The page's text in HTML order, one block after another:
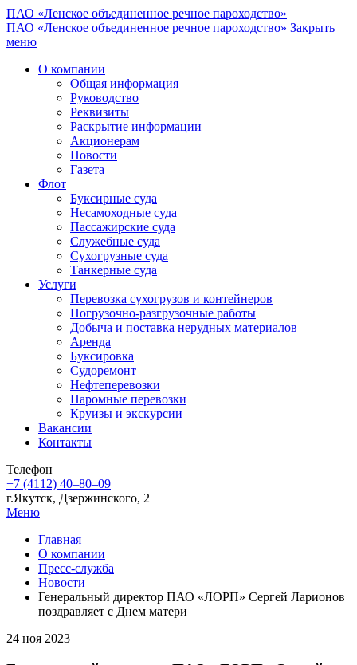
ПАО «Ленское объединенное речное пароходство»
ПАО «Ленское объединенное речное пароходство» Закрыть
меню
О компании
Общая информация
Руководство
Реквизиты
Раскрытие информации
Акционерам
Новости
Газета
Флот
Буксирные суда
Несамоходные суда
Пассажирские суда
Служебные суда
Сухогрузные суда
Танкерные суда
Услуги
Перевозка сухогрузов и контейнеров
Погрузочно-разгрузочные работы
Добыча и поставка нерудных материалов
Аренда
Буксировка
Судоремонт
Нефтеперевозки
Паромные перевозки
Круизы и экскурсии
Вакансии
Контакты
Телефон
+7 (4112) 40‒80‒09
г.Якутск, Дзержинского, 2
Меню
Главная
О компании
Пресс-служба
Новости
Генеральный директор ПАО «ЛОРП» Сергей Ларионов
поздравляет с Днем матери
24 ноя 2023